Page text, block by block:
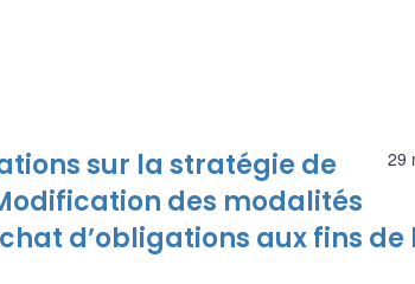
29
sur la stratégie de
des modalités
d’obligations aux fins de